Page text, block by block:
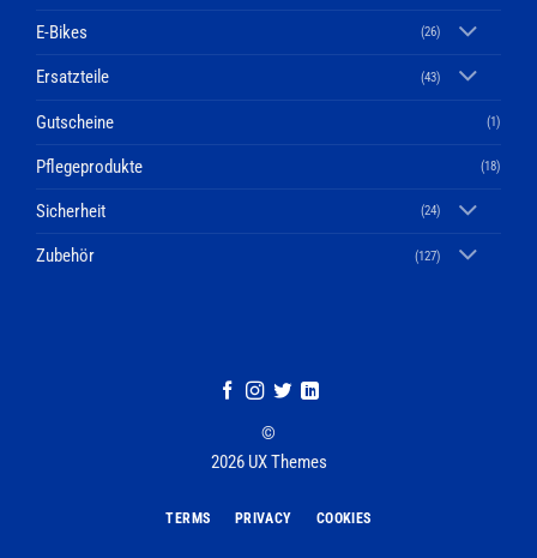
E-Bikes (26)
Ersatzteile (43)
Gutscheine (1)
Pflegeprodukte (18)
Sicherheit (24)
Zubehör (127)
©
2026 UX Themes
TERMS PRIVACY COOKIES